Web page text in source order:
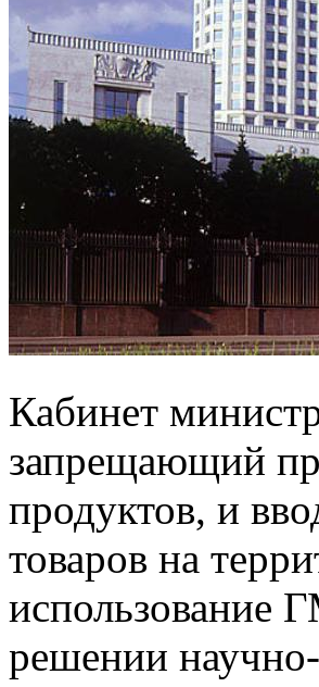
Кабинет
запрещающий
продуктов, и
товаров на
использование
решении научно-